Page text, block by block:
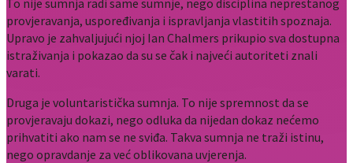
provjeravanja, uspoređivanja i ispravljanja vlastitih spoznaja.
Upravo je zahvaljujući njoj Ian Chalmers prikupio sva dostupna
istraživanja i pokazao da su se čak i najveći autoriteti znali
varati.
Druga je voluntaristička sumnja. To nije spremnost da se
provjeravaju dokazi, nego odluka da nijedan dokaz nećemo
prihvatiti ako nam se ne sviđa. Takva sumnja ne traži istinu,
nego opravdanje za već oblikovana uvjerenja.